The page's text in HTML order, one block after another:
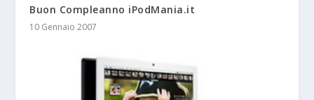
Buon Compleanno iPodMania.it
10 Gennaio 2007